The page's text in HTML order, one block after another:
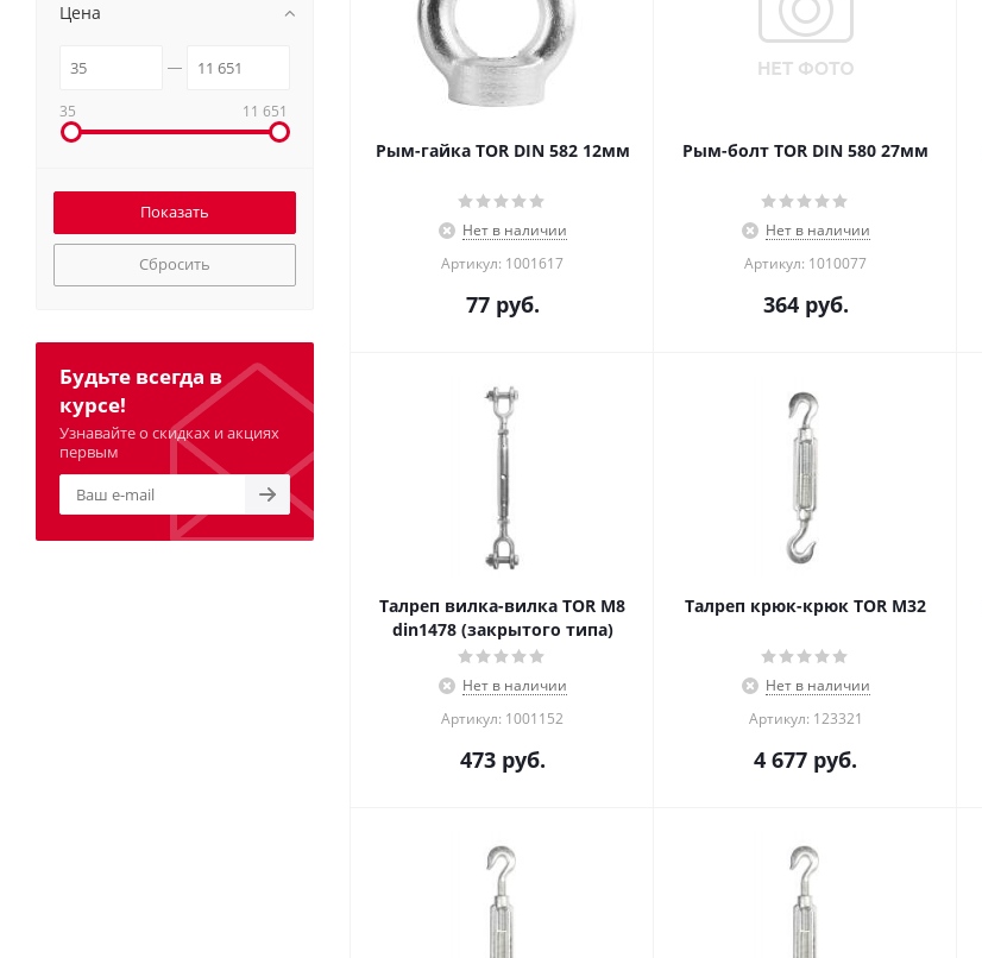
Рым-гайка TOR DIN 582 12мм
Нет в наличии
Артикул: 1001617
77руб.
Рым-болт TOR DIN 580 27мм
Нет в наличии
Артикул: 1010077
364руб.
Талреп вилка-вилка TOR М8
din1478 (закрытого типа)
Нет в наличии
Артикул: 1001152
473руб.
Талреп крюк-крюк TOR М32
Нет в наличии
Артикул: 123321
4 677 руб.
Цена
35 11 651
Сбросить
Будьте всегда в
курсе!
Узнавайте о скидках и акциях
первым